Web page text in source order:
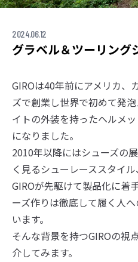
2024.06.12
グラベル＆ツーリング
GIROは40年前にアメリカ、
ズで創業し世界で初めて発
イトの外装を持ったヘルメ
になりました。
2010年以降にはシューズの
く見るシューレーススタイ
GIROが先駆けて製品化に着
ーズ作りは徹底して履く人
います。
そんな背景を持つGIROの視
介してみます。